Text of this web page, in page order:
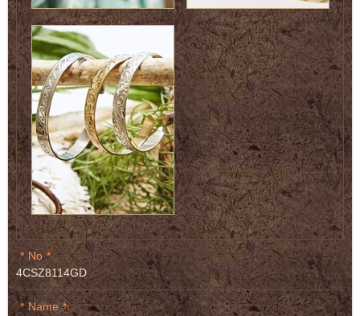
No
4CSZ8114GD
Name